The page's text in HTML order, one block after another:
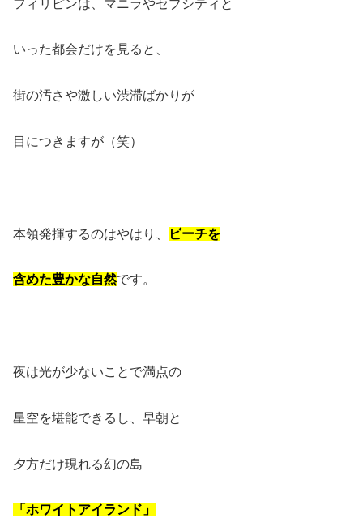
フィリピンは、マニラやセブシティと
いった都会だけを見ると、
街の汚さや激しい渋滞ばかりが
目につきますが（笑）
本領発揮するのはやはり、 ビーチを
含めた豊かな自然です。
夜は光が少ないことで満点の
星空を堪能できるし、早朝と
夕方だけ現れる幻の島
「ホワイトアイランド」